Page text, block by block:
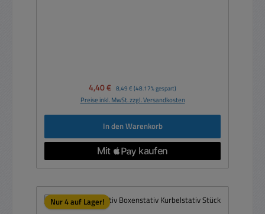
Verkaufspreis:
4,40 € Regulärer Preis:
8,49 € (48.17% gespart)
Preise inkl. MwSt. zzgl. Versandkosten
In den Warenkorb
Nur 4 auf Lager!